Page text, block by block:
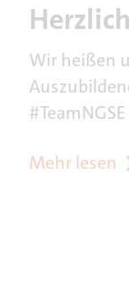
Wir heißen
Mehr lesen